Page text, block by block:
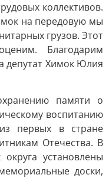
коллективов.
на передовую мы
грузов. Этот
Благодарим
депутат Химок Юлия
памяти о
воспитанию
первых в стране
Отечества. В
установлены
доски,